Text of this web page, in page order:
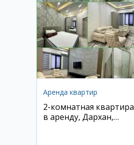
Аренда квартир
2-комнатная квартира
в аренду, Дархан,